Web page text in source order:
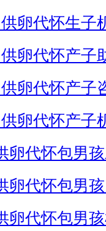
卵代怀生子
卵代怀产子
卵代怀产子
卵代怀产子
卵代怀包男
卵代怀包男
卵代怀包男